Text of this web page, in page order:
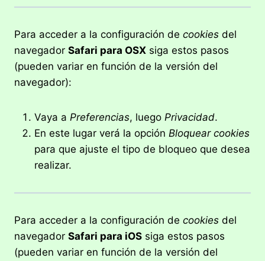
Para acceder a la configuración de cookies del
navegador Safari para OSX siga estos pasos
(pueden variar en función de la versión del
navegador):
Vaya a Preferencias, luego Privacidad.
En este lugar verá la opción Bloquear cookies
para que ajuste el tipo de bloqueo que desea
realizar.
Para acceder a la configuración de cookies del
navegador Safari para iOS siga estos pasos
(pueden variar en función de la versión del